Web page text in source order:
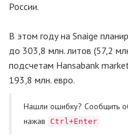
России.
В этом году на Snaige
до 303,8 млн. литов (57,2
подсчетам Hansabank
193,8 млн. евро.
Нашли ошибку? Cообщить
нажав
Ctrl+Enter